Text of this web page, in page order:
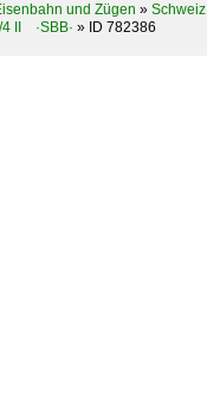
und Zügen » Schweiz
II ·SBB· » ID 782386